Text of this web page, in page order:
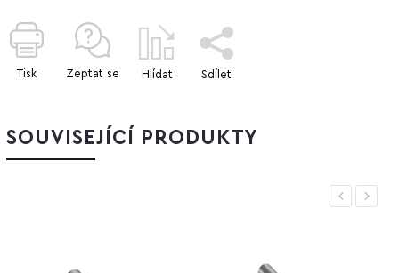
Tisk Zeptat se Hlídat Sdílet
SOUVISEJÍCÍ PRODUKTY
Previous
Next